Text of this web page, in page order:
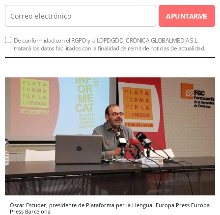
APUNTARME
De conformidad con el RGPD y la LOPDGDD, CRÓNICA GLOBALMEDIA S.L.
tratará los datos facilitados con la finalidad de remitirle noticias de actualidad.
Òscar Escuder, presidente de Plataforma per la Llengua Europa Press Europa
Press Barcelona